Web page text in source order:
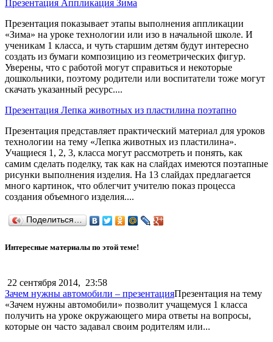
Презентация Аппликация Зима
Презентация показывает этапы выполнения аппликации
«Зима» на уроке технологии или изо в начальной школе. И
ученикам 1 класса, и чуть старшим детям будут интересно
создать из бумаги композицию из геометрических фигур.
Уверены, что с работой могут справиться и некоторые
дошкольники, поэтому родители или воспитатели тоже могут
скачать указанный ресурс....
Презентация Лепка животных из пластилина поэтапно
Презентация представляет практический материал для уроков
технологии на тему «Лепка животных из пластилина».
Учащиеся 1, 2, 3, класса могут рассмотреть и понять, как
самим сделать поделку, так как на слайдах имеются поэтапные
рисунки выполнения изделия. На 13 слайдах предлагается
много картинок, что облегчит учителю показ процесса
создания объемного изделия....
Поделиться…
Интересные материалы по этой теме!
22 сентября 2014, 23:58
Зачем нужны автомобили – презентацияПрезентация на тему
«Зачем нужны автомобили» позволит учащемуся 1 класса
получить на уроке окружающего мира ответы на вопросы,
которые он часто задавал своим родителям или...